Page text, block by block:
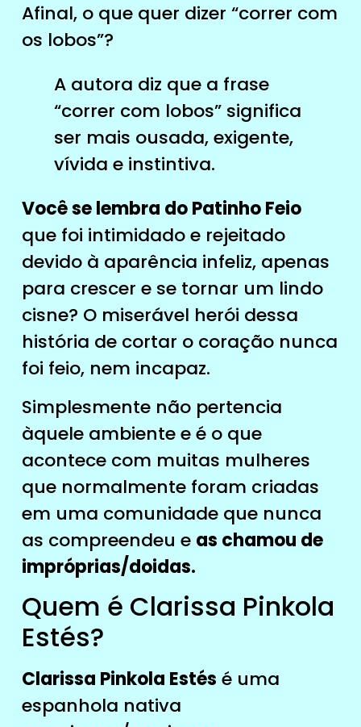
Afinal, o que quer dizer “correr com
os lobos”?
A autora diz que a frase
“correr com lobos” significa
ser mais ousada, exigente,
vívida e instintiva.
Você se lembra do Patinho Feio
que foi intimidado e rejeitado
devido à aparência infeliz, apenas
para crescer e se tornar um lindo
cisne? O miserável herói dessa
história de cortar o coração nunca
foi feio, nem incapaz.
Simplesmente não pertencia
àquele ambiente e é o que
acontece com muitas mulheres
que normalmente foram criadas
em uma comunidade que nunca
as compreendeu e as chamou de
impróprias/doidas.
Quem é Clarissa Pinkola
Estés?
Clarissa Pinkola Estés é uma
espanhola nativa